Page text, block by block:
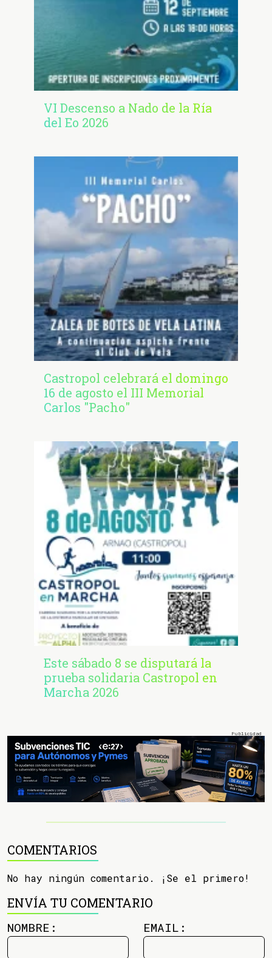
VI Descenso a Nado de la Ría
del Eo 2026
Castropol celebrará el domingo
16 de agosto el III Memorial
Carlos "Pacho"
Este sábado 8 se disputará la
prueba solidaria Castropol en
Marcha 2026
COMENTARIOS
No hay ningún comentario. ¡Se el primero!
ENVÍA TU COMENTARIO
NOMBRE: EMAIL: